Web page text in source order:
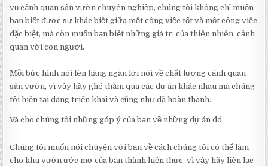
vụ cảnh quan sân vườn chuyên nghiệp, chúng tôi không chỉ muốn
bạn biết được sự khác biệt giữa một công việc tốt và một công việc
đặc biệt, mà còn muốn bạn biết những giá trị của thiên nhiên, cảnh
quan với con người.
Mỗi bức hình nói lên hàng ngàn lời nói về chất lượng cảnh quan
sân vườn, vì vậy hãy ghé thăm qua các dự án khác nhau mà chúng
tôi hiện tại đang triển khai và cũng như đã hoàn thành.
Và cho chúng tôi những góp ý của bạn về những dự án đó.
Chúng tôi muốn nói chuyện với bạn về cách chúng tôi có thể làm
cho khu vườn ước mơ của bạn thành hiện thực, vì vậy hãy liên lạc